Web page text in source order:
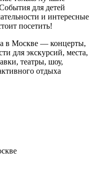
для детей
и интересные
посетить!
в Москве — концерты,
для экскурсий, места,
театры, шоу,
отдыха